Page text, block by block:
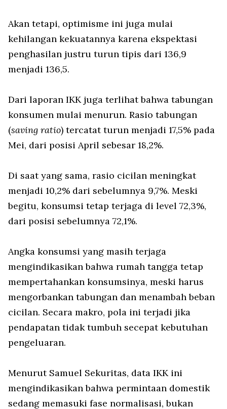
Akan tetapi, optimisme ini juga mulai
kehilangan kekuatannya karena ekspektasi
penghasilan justru turun tipis dari 136,9
menjadi 136,5.
Dari laporan IKK juga terlihat bahwa tabungan
konsumen mulai menurun. Rasio tabungan
(saving ratio) tercatat turun menjadi 17,5% pada
Mei, dari posisi April sebesar 18,2%.
Di saat yang sama, rasio cicilan meningkat
menjadi 10,2% dari sebelumnya 9,7%. Meski
begitu, konsumsi tetap terjaga di level 72,3%,
dari posisi sebelumnya 72,1%.
Angka konsumsi yang masih terjaga
mengindikasikan bahwa rumah tangga tetap
mempertahankan konsumsinya, meski harus
mengorbankan tabungan dan menambah beban
cicilan. Secara makro, pola ini terjadi jika
pendapatan tidak tumbuh secepat kebutuhan
pengeluaran.
Menurut Samuel Sekuritas, data IKK ini
mengindikasikan bahwa permintaan domestik
sedang memasuki fase normalisasi, bukan